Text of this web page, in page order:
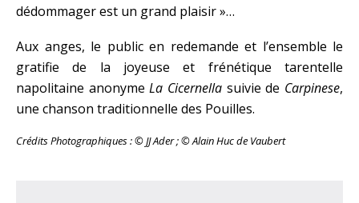
dédommager est un grand plaisir »…
Aux anges, le public en redemande et l’ensemble le
gratifie de la joyeuse et frénétique tarentelle
napolitaine anonymeLa Cicernella suivie de Carpinese,
une chanson traditionnelle des Pouilles.
Crédits Photographiques : © JJ Ader ; © Alain Huc de Vaubert